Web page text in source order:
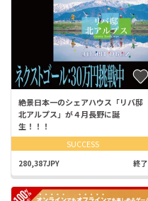
絶景日本一のシェアハウス「リバ邸
北アルプス」が４月長野に誕
生！！！
SUCCESS
280,387JPY 終了